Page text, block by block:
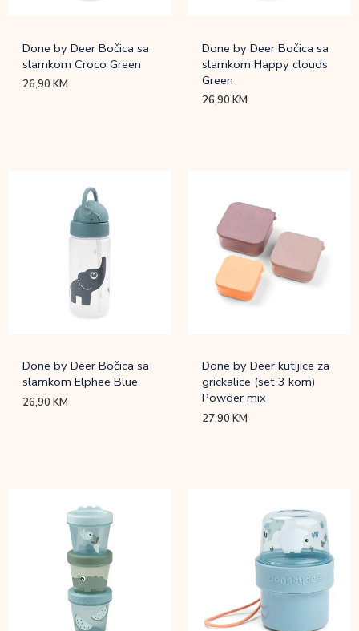
Done by Deer Bočica sa
slamkom Croco Green
26,90KM
Done by Deer Bočica sa
slamkom Happy clouds
Green
26,90KM
Done by Deer Bočica sa
slamkom Elphee Blue
26,90KM
Done by Deer kutijice za
grickalice (set 3 kom)
Powder mix
27,90KM